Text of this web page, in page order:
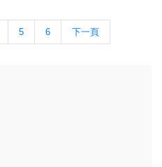
5 6 下一頁